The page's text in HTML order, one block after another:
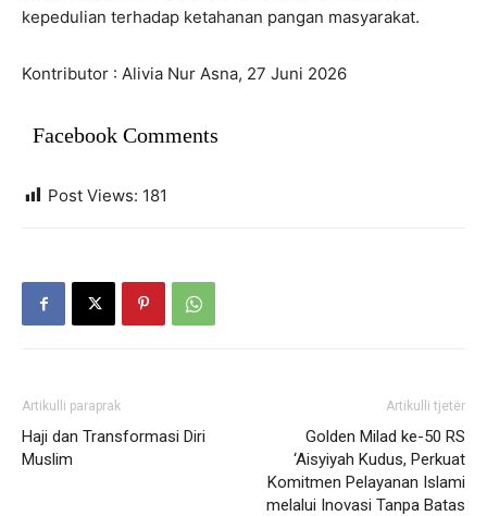
kepedulian terhadap ketahanan pangan masyarakat.
Kontributor : Alivia Nur Asna, 27 Juni 2026
Facebook Comments
Post Views: 181
Artikulli paraprak
Haji dan Transformasi Diri
Muslim
Artikulli tjetër
Golden Milad ke-50 RS
‘Aisyiyah Kudus, Perkuat
Komitmen Pelayanan Islami
melalui Inovasi Tanpa Batas